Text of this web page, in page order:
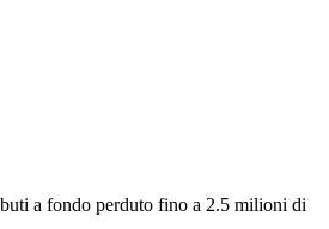
a fondo perduto fino a 2.5 milioni di